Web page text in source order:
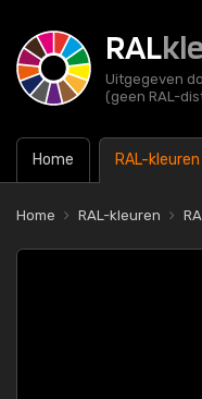
RAL
Uitgegeven
(geen RAL-
Home RAL-kleuren
Home RAL-kleuren